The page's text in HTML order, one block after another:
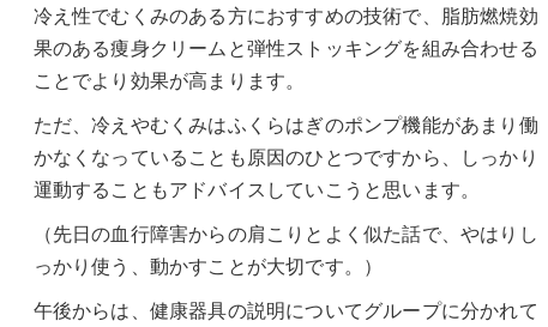
冷え性でむくみのある方におすすめの技術で、脂肪燃焼効
果のある痩身クリームと弾性ストッキングを組み合わせる
ことでより効果が高まります。
ただ、冷えやむくみはふくらはぎのポンプ機能があまり働
かなくなっていることも原因のひとつですから、しっかり
運動することもアドバイスしていこうと思います。
（先日の血行障害からの肩こりとよく似た話で、やはりし
っかり使う、動かすことが大切です。）
午後からは、健康器具の説明についてグループに分かれて